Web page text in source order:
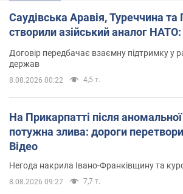
Саудівська Аравія, Туреччина та
створили азійський аналог
Договір передбачає взаємну підтримку у
держав
8.08.2026 00:22 4,5 т.
На Прикарпатті після
потужна злива: дороги
Відео
Негода накрила Івано-Франківщину та
8.08.2026 09:27 7,7 т.